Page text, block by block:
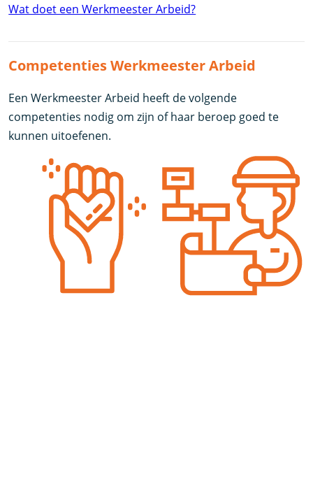
Wat doet een Werkmeester Arbeid?
Competenties Werkmeester Arbeid
Een Werkmeester Arbeid heeft de volgende
competenties nodig om zijn of haar beroep goed te
kunnen uitoefenen.